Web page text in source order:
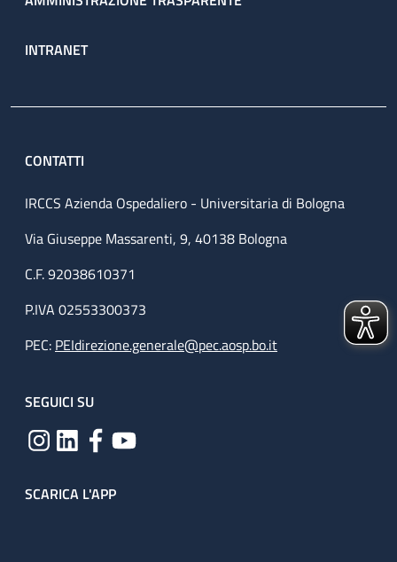
INTRANET
CONTATTI
IRCCS Azienda Ospedaliero - Universitaria di Bologna
Via Giuseppe Massarenti, 9, 40138 Bologna
C.F. 92038610371
P.IVA 02553300373
PEC: PEIdirezione.generale@pec.aosp.bo.it
SEGUICI SU
SCARICA L'APP